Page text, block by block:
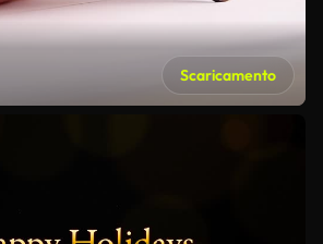
Scaricamento